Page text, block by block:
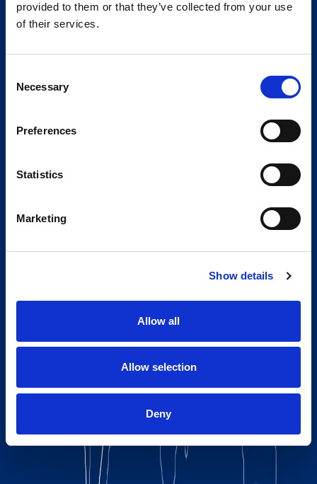
provided to them or that they’ve collected from your use
of their services.
Selection
Necessary
Preferences
Statistics
Marketing
Show details
Allow all
Allow selection
Deny